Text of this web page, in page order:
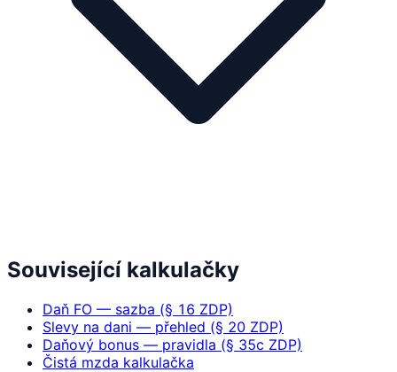
Související kalkulačky
Daň FO — sazba (§ 16 ZDP)
Slevy na dani — přehled (§ 20 ZDP)
Daňový bonus — pravidla (§ 35c ZDP)
Čistá mzda kalkulačka